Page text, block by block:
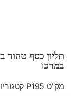
תליון כסף טהור
במרכז
מק"ט P195